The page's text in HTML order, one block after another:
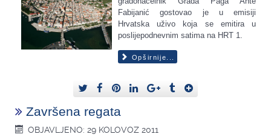
Fabijanić gostovao je u emisiji
Hrvatska uživo koja se emitira u
poslijepodnevnim satima na HRT 1.
Opširnije...
Završena regata
OBJAVLJENO: 29 KOLOVOZ 2011